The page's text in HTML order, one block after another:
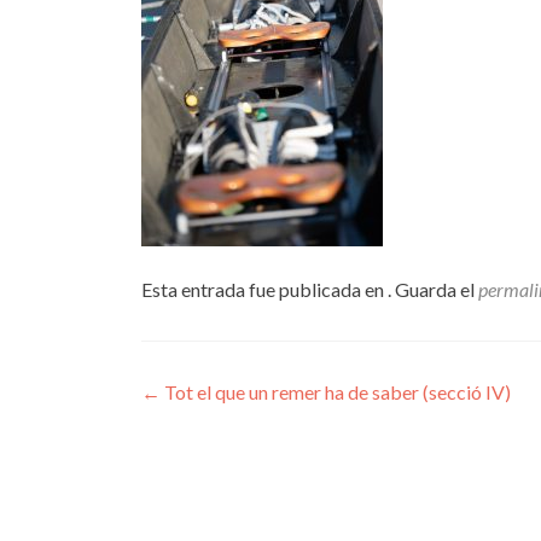
Esta entrada fue publicada en . Guarda el
Navegación
← Tot el que un remer ha de saber (secció IV)